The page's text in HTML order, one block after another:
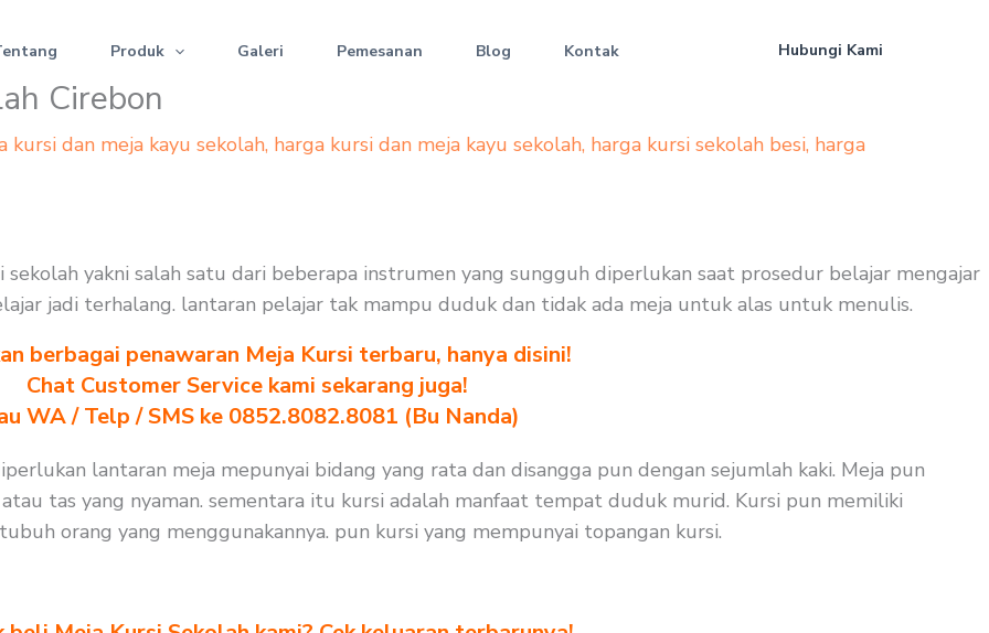
Produk Galeri Pemesanan Blog Kontak Hubungi Kami
Cirebon
kursi dan meja kayu sekolah, harga kursi dan meja kayu sekolah, harga kursi sekolah besi, harga
yakni salah satu dari beberapa instrumen yang sungguh diperlukan saat prosedur belajar mengajar
jadi terhalang. lantaran pelajar tak mampu duduk dan tidak ada meja untuk alas untuk menulis.
berbagai penawaran Meja Kursi terbaru, hanya disini!
Chat Customer Service kami sekarang juga!
WA / Telp / SMS ke 0852.8082.8081 (Bu Nanda)
lantaran meja mepunyai bidang yang rata dan disangga pun dengan sejumlah kaki. Meja pun
tas yang nyaman. sementara itu kursi adalah manfaat tempat duduk murid. Kursi pun memiliki
orang yang menggunakannya. pun kursi yang mempunyai topangan kursi.